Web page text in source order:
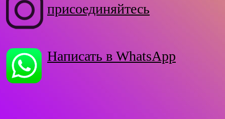
присоединяйтесь
Написать в WhatsApp